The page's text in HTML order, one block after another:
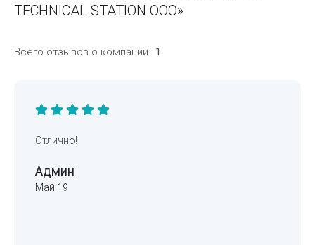
TECHNICAL STATION ООО»
Всего отзывов о компании 1
Отлично!
Админ
Май 19